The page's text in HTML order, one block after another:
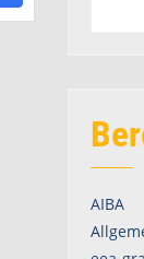
AIBA